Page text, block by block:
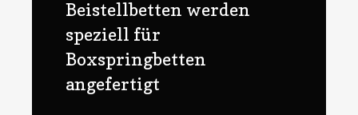
Next
post:
Beistellbetten werden
speziell für
Boxspringbetten
angefertigt